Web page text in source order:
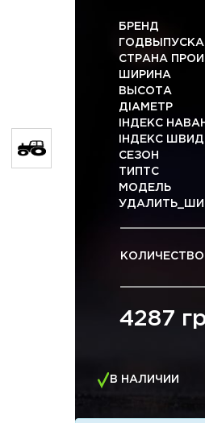
БРЕНД
ГОДВЫПУСКА
СТРАНА
ШИРИНА
ВЫСОТА
ДІАМЕТР
ІНДЕКС
ІНДЕКС
СЕЗОН
ТИПТС
МОДЕЛЬ
КОЛИЧЕСТВО
4287
В НАЛИЧИИ